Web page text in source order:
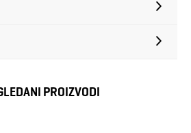
PROIZVODI